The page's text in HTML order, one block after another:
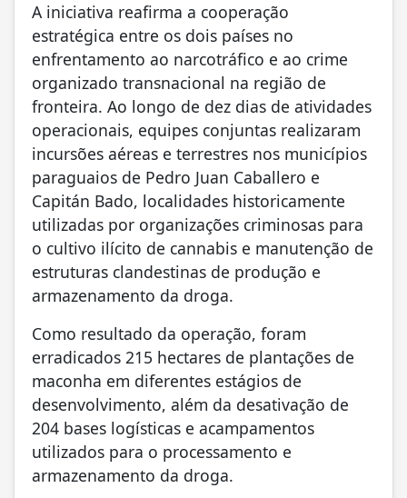
A iniciativa reafirma a cooperação
estratégica entre os dois países no
enfrentamento ao narcotráfico e ao crime
organizado transnacional na região de
fronteira. Ao longo de dez dias de atividades
operacionais, equipes conjuntas realizaram
incursões aéreas e terrestres nos municípios
paraguaios de Pedro Juan Caballero e
Capitán Bado, localidades historicamente
utilizadas por organizações criminosas para
o cultivo ilícito de cannabis e manutenção de
estruturas clandestinas de produção e
armazenamento da droga.
Como resultado da operação, foram
erradicados 215 hectares de plantações de
maconha em diferentes estágios de
desenvolvimento, além da desativação de
204 bases logísticas e acampamentos
utilizados para o processamento e
armazenamento da droga.